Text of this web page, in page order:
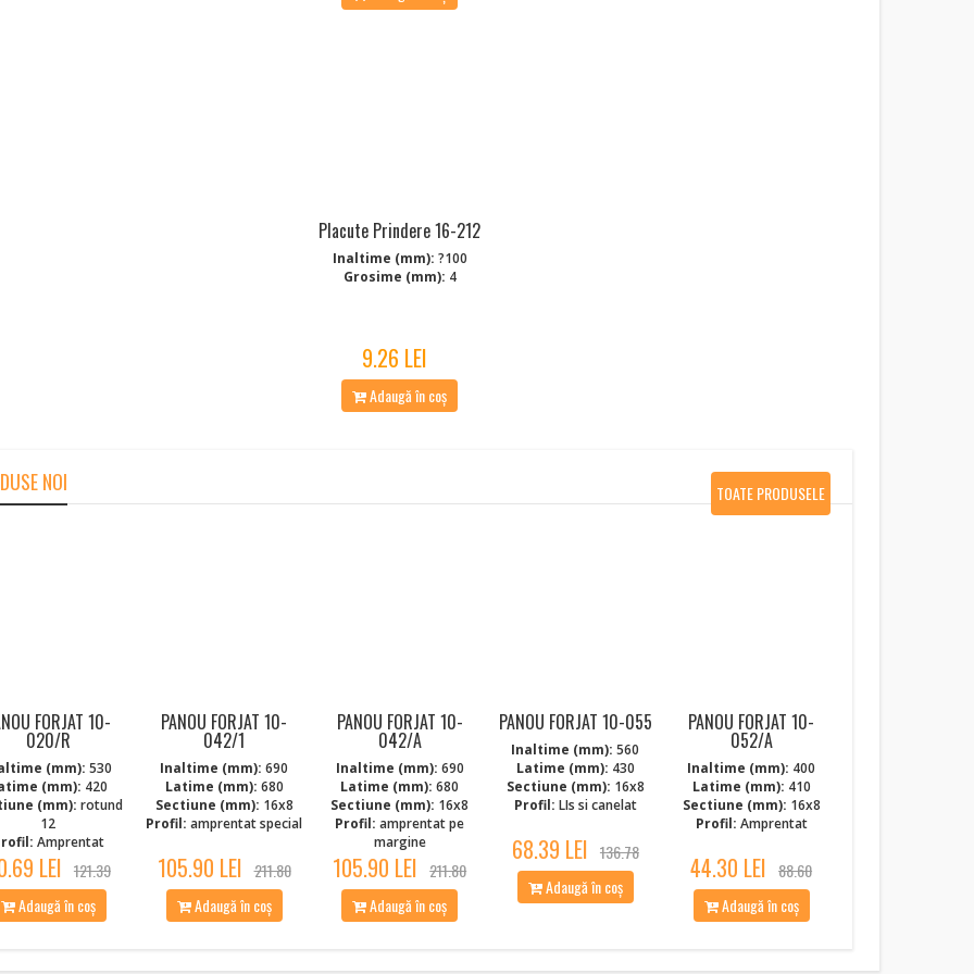
Placute Prindere 16-212
Inaltime (mm): ?100
Grosime (mm): 4
9.26 LEI
Adaugă în coș
NOI
FORJAT 10-
020/R
(mm): 530
(mm): 420
(mm): rotund
12
Amprentat
LEI 121.39
Adaugă în coș
PANOU FORJAT 10-
042/1
Inaltime (mm): 690
Latime (mm): 680
Sectiune (mm): 16x8
Profil: amprentat special
105.90 LEI 211.80
Adaugă în coș
PANOU FORJAT 10-
042/A
Inaltime (mm): 690
Latime (mm): 680
Sectiune (mm): 16x8
Profil: amprentat pe
margine
105.90 LEI 211.80
Adaugă în coș
PANOU FORJAT 10-055
Inaltime (mm): 560
Latime (mm): 430
Sectiune (mm): 16x8
Profil: LIs si canelat
68.39 LEI 136.78
Adaugă în coș
PANOU FORJAT 10-
052/A
Inaltime (mm): 400
Latime (mm): 410
Sectiune (mm): 16x8
Profil: Amprentat
44.30 LEI 88.60
Adaugă în coș
TOATE PRODUSELE